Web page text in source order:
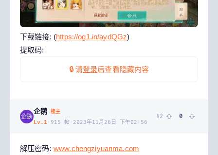
下载链接: (https://og1.in/aydQGz)
提取码:
🔒 请登录后查看隐藏内容
企鹅
企鹅 楼主
Lv. 1 · 915 帖 · 2023年11月26日 下午02:56
#2 0
解压密码: www.chengziyuanma.com